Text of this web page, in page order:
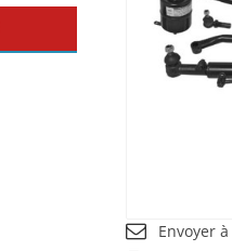
Envoyer